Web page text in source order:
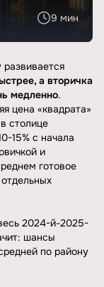
9 мин
а вторичка
медленно.
цена «квадрата»
столице
15% с начала
и
готовое
2024-й-2025-
шансы
по району